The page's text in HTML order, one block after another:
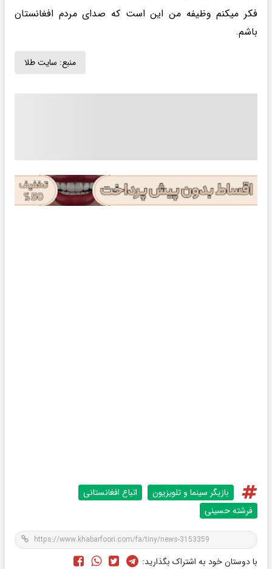
فکر میکنم وظیفه من این است که صدای مردم افغانستان
باشم.
منبع: سایت طلا
بازیگر سینما و تلویزیون
اتباع افغانستانی
فرشته حسینی
با دوستان خود به اشتراک بگذارید: